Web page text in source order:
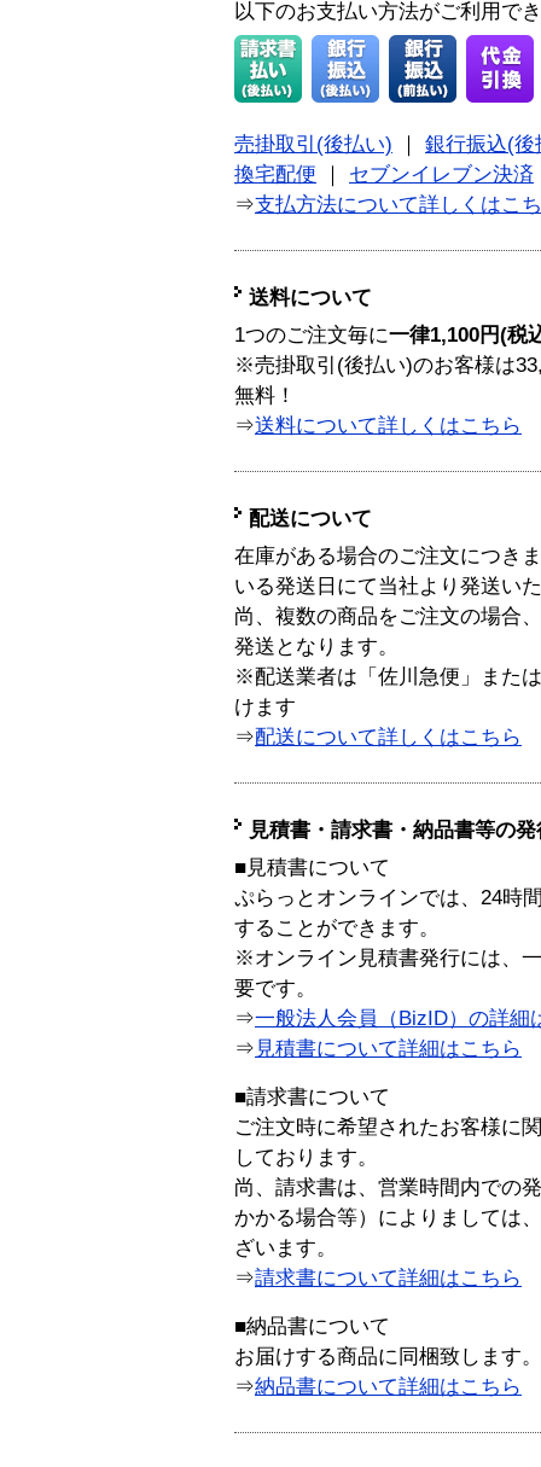
以下のお支払い方法がご利用で
売掛取引(後払い)
銀行振込(後
換宅配便
セブンイレブン決済
⇒支払方法について詳しくはこ
送料について
1つのご注文毎に一律1,100円(税
※売掛取引(後払い)のお客様は
無料！
⇒送料について詳しくはこちら
配送について
在庫がある場合のご注文につき
いる発送日にて当社より発送い
尚、複数の商品をご注文の場合
発送となります。
※配送業者は「佐川急便」また
けます
⇒配送について詳しくはこちら
見積書・請求書・納品書等の
■見積書について
ぷらっとオンラインでは、24時
することができます。
※オンライン見積書発行には、
要です。
⇒一般法人会員（BizID）の詳細
⇒ 見積書について詳細はこちら
■請求書について
ご注文時に希望されたお客様に
しております。
尚、請求書は、営業時間内での
かかる場合等）によりましては
ざいます。
⇒請求書について詳細はこちら
■納品書について
お届けする商品に同梱致します。
⇒納品書について詳細はこちら